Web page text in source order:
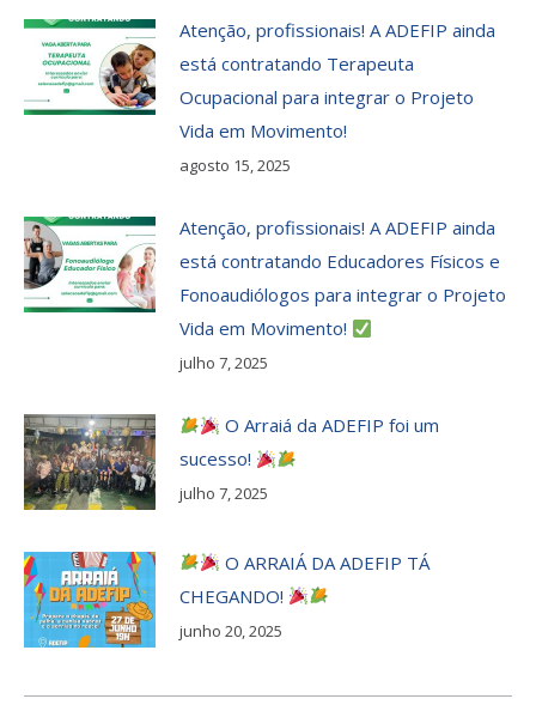
Atenção, profissionais! A ADEFIP ainda
está contratando Terapeuta
Ocupacional para integrar o Projeto
Vida em Movimento!
agosto 15, 2025
Atenção, profissionais! A ADEFIP ainda
está contratando Educadores Físicos e
Fonoaudiólogos para integrar o Projeto
Vida em Movimento!
julho 7, 2025
O Arraiá da ADEFIP foi um
sucesso!
julho 7, 2025
O ARRAIÁ DA ADEFIP TÁ
CHEGANDO!
junho 20, 2025